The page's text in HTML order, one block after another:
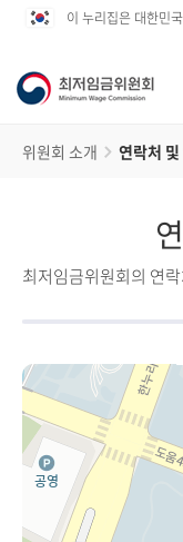
이 누리집은 대한민
위원회 소개 연락처 및
최저임금위원회의 연